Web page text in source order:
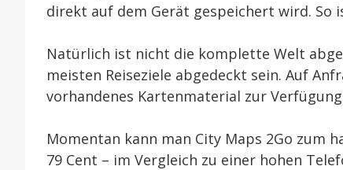
direkt auf dem Gerät gespeichert wird.
Natürlich ist nicht die komplette Welt
meisten Reiseziele abgedeckt sein. Auf
vorhandenes Kartenmaterial zur
Momentan kann man City Maps 2Go zum
79 Cent – im Vergleich zu einer hohen